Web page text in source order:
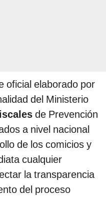
oficial elaborado por
del Ministerio
de Prevención
a nivel nacional
de los comicios y
cualquier
la transparencia
del proceso